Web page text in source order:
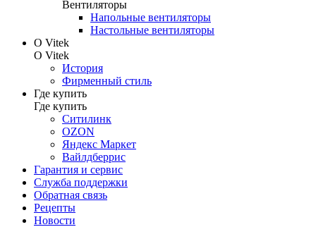
Вентиляторы
Напольные вентиляторы
Настольные вентиляторы
О Vitek
О Vitek
История
Фирменный стиль
Где купить
Где купить
Ситилинк
OZON
Яндекс Маркет
Вайлдберрис
Гарантия и сервис
Служба поддержки
Обратная связь
Рецепты
Новости